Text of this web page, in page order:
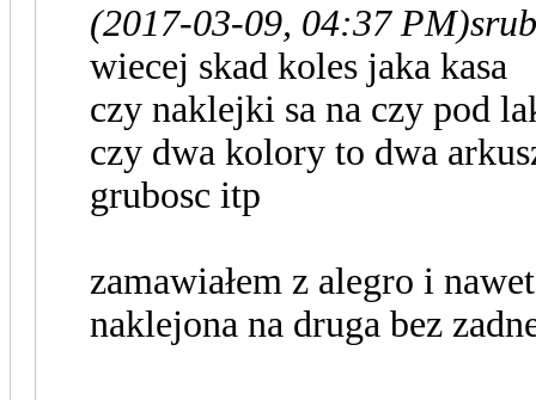
(2017-03-09, 04:37 PM)
wiecej skad koles jaka kasa
czy naklejki sa na czy pod
czy dwa kolory to dwa
grubosc itp
zamawiałem z alegro i
naklejona na druga bez